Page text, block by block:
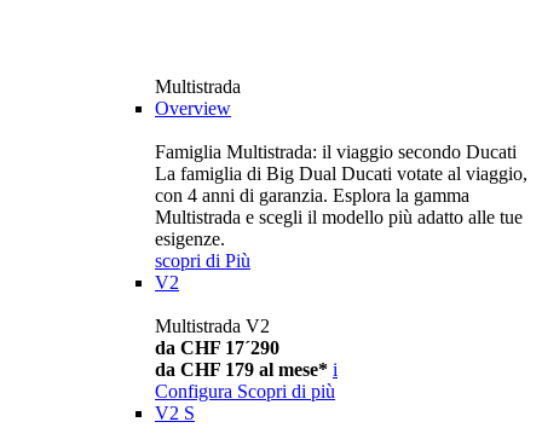
Multistrada
Overview
Famiglia Multistrada: il viaggio secondo Ducati
La famiglia di Big Dual Ducati votate al viaggio,
con 4 anni di garanzia. Esplora la gamma
Multistrada e scegli il modello più adatto alle tue
esigenze.
scopri di Più
V2
Multistrada V2
da CHF 17´290
da CHF 179 al mese* i
Configura Scopri di più
V2 S